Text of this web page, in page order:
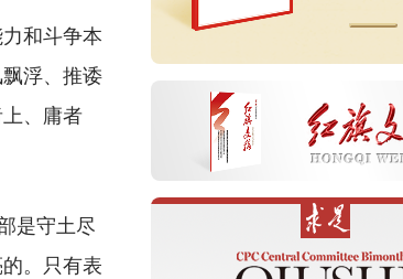
和斗争本
浮、推诿
、庸者
是守土尽
。只有表